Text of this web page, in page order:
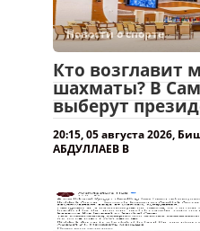
Новости о спорте.
Кто возглавит
шахматы? В
выберут
20:15, 05 августа 2026,
АБДУЛЛАЕВ В